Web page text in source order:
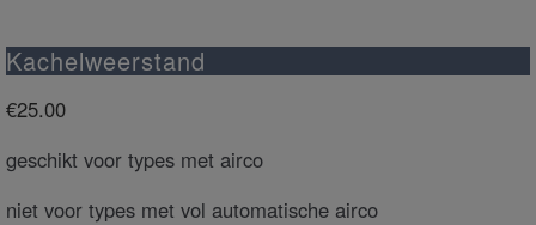
Kachelweerstand
€25.00
geschikt voor types met airco
niet voor types met vol automatische airco